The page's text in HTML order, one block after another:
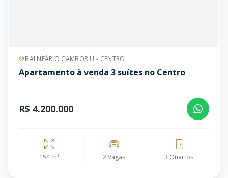
BALNEÁRIO CAMBORIÚ - CENTRO
Apartamento à venda 3 suítes no Centro
R$ 4.200.000
154 m² 2 Vagas 3 Quartos